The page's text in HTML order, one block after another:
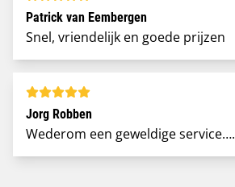
Patrick van Eembergen
Snel, vriendelijk en goede prijzen
Jorg Robben
Wederom een geweldige service….